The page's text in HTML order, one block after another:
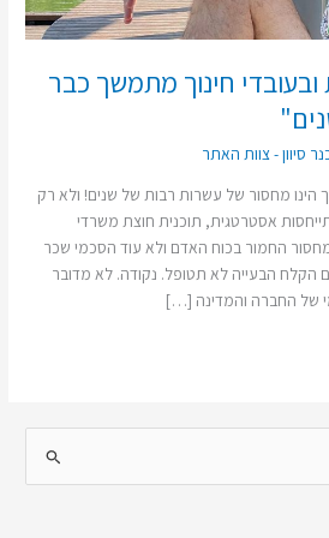
חינוך מתמשך כבר
סיוון - צוות האתר
הינו מחסור של עשרות רבות של שנים! ולא רק
אסטרטגית, תוכנית חוצת משרדי
החמור בכוח האדם ולא עוד הסכמי שכר
הקלח הבעייה לא תטופל. נקודה. לא מדובר
של החברה והמדינה […]